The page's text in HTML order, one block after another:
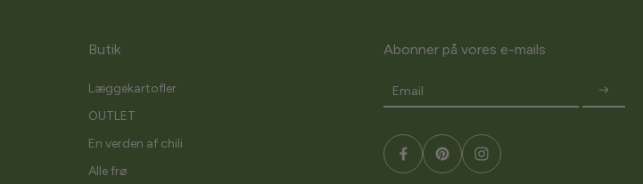
Butik
Læggekartofler
OUTLET
En verden af chili
Alle frø
Abonner på vores e-mails
Email